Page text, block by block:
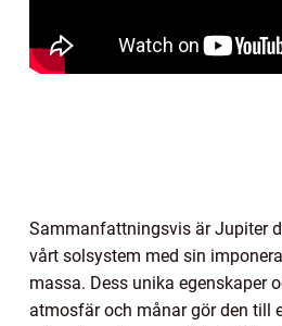
Sammanfattningsvis är Jupiter
vårt solsystem med sin
massa. Dess unika egenskaper
atmosfär och månar gör den till